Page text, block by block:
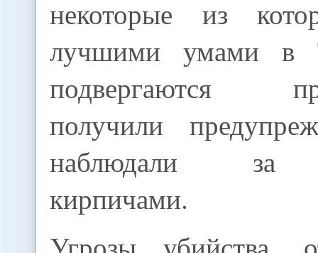
некоторые из
лучшими умами в
подвергаются
получили
наблюдали за
кирпичами.